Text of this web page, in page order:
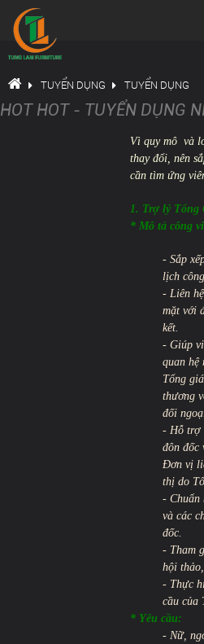
GIỚI
DỰ ÁN
HOẠT
TUYỂN DỤNG TUYỂN DỤNG
HOT HOT - TUYỂN DỤNG
Vì quy mô và
thay đổi, nên
cần tìm ứng
1. Trợ lý Tổng
* Mô tả công
- Sắp
lịch
- Liên
mặt với
kết.
- Giúp
quan hệ
Tổng
thương
đối
- Hỗ trợ
đôn đốc
Đơn vị
thị do
- Chuẩn
và các
đốc.
- Tham
hội
- Thực
cầu của
* Yêu cầu:
- Nữ,